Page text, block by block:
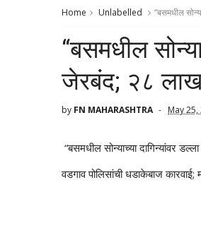
Home Unlabelled “बसमधील
“बसमधील
जेरबंद; २८
by FN MAHARASHTRA May
“बसमधील सोन्याच्या दागिन्यांवर
वडगाव पोलिसांची धडाकेबाज